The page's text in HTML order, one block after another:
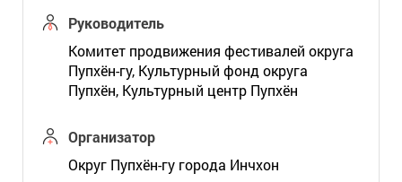
Руководитель
Комитет продвижения фестивалей округа
Пупхён-гу, Культурный фонд округа
Пупхён, Культурный центр Пупхён
Организатор
Округ Пупхён-гу города Инчхон